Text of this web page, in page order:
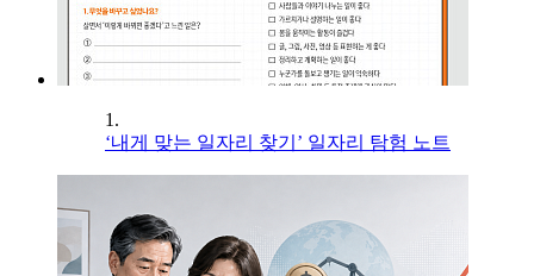
1.
‘내게 맞는 일자리 찾기’ 일자리 탐험 노트